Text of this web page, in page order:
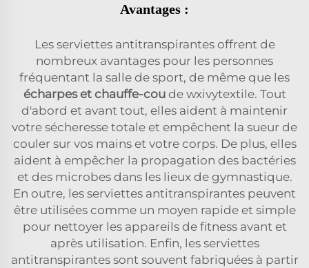
Avantages :
Les serviettes antitranspirantes offrent de
nombreux avantages pour les personnes
fréquentant la salle de sport, de même que les
écharpes et chauffe-cou de wxivytextile. Tout
d'abord et avant tout, elles aident à maintenir
votre sécheresse totale et empêchent la sueur de
couler sur vos mains et votre corps. De plus, elles
aident à empêcher la propagation des bactéries
et des microbes dans les lieux de gymnastique.
En outre, les serviettes antitranspirantes peuvent
être utilisées comme un moyen rapide et simple
pour nettoyer les appareils de fitness avant et
après utilisation. Enfin, les serviettes
antitranspirantes sont souvent fabriquées à partir